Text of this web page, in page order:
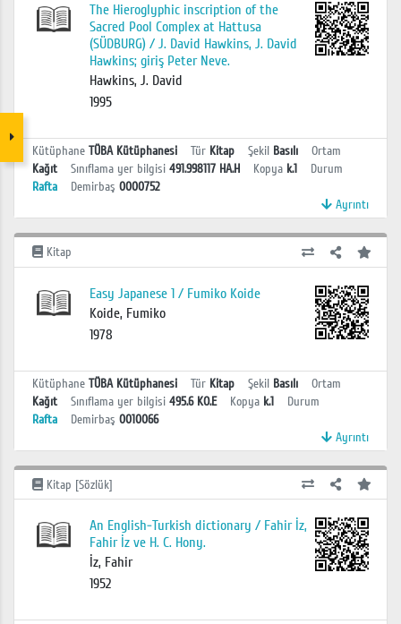
The Hieroglyphic inscription of the
Sacred Pool Complex at Hattusa
(SÜDBURG) / J. David Hawkins, J. David
Hawkins; giriş Peter Neve.
Hawkins, J. David
1995
Kütüphane TÜBA Kütüphanesi Tür Kitap Şekil Basılı
Ortam
Kağıt
Sınıflama yer bilgisi 491.998117 HA.H Kopya k.1
Durum
Rafta
Demirbaş 0000752
Ayrıntı
Kitap
Easy Japanese 1 / Fumiko Koide
Koide, Fumiko
1978
Kütüphane TÜBA Kütüphanesi Tür Kitap Şekil Basılı
Ortam
Kağıt
Sınıflama yer bilgisi 495.6 KO.E Kopya k.1
Durum
Rafta
Demirbaş 0010066
Ayrıntı
Kitap [Sözlük]
An English-Turkish dictionary / Fahir İz,
Fahir İz ve H. C. Hony.
İz, Fahir
1952